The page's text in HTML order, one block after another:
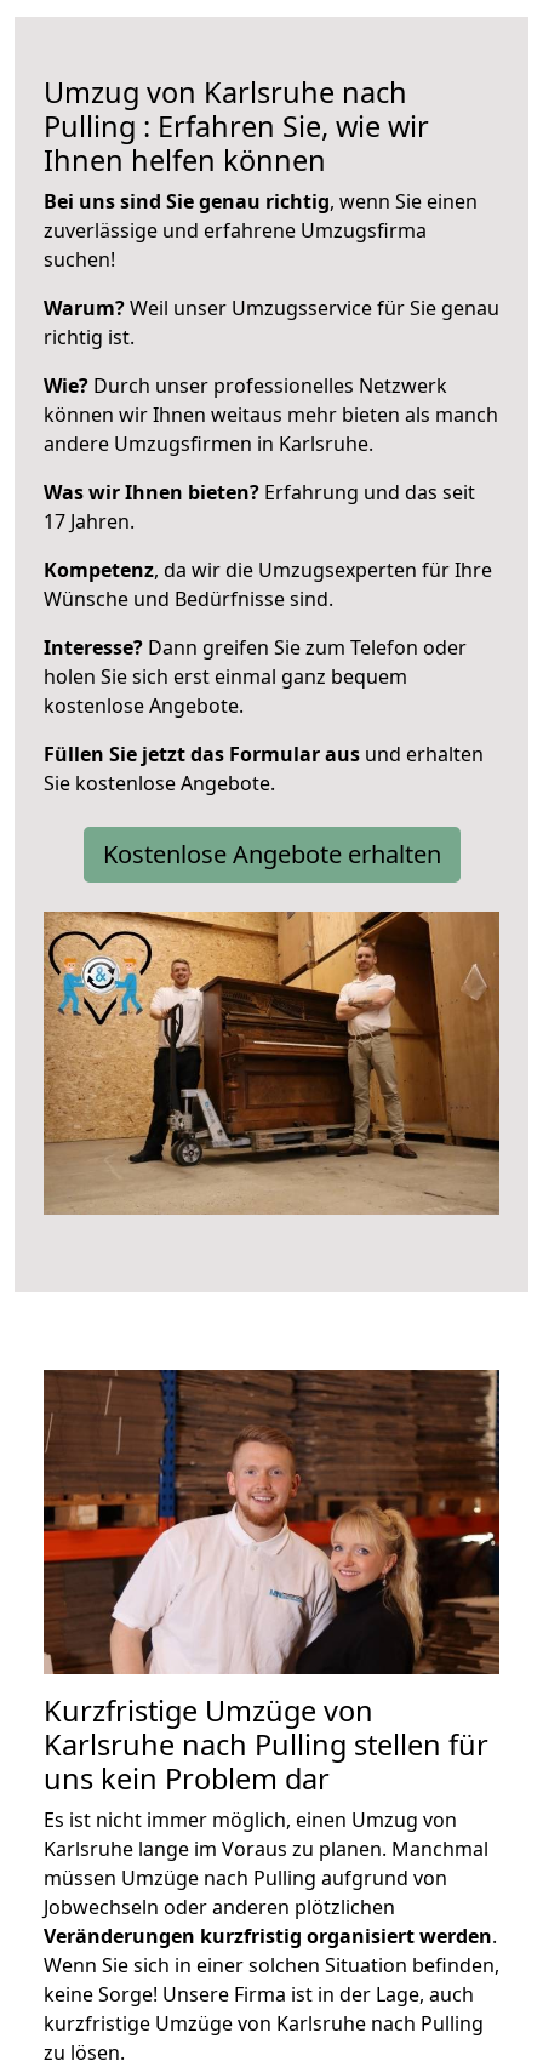
Umzug von Karlsruhe nach
Pulling : Erfahren Sie, wie wir
Ihnen helfen können
Bei uns sind Sie genau richtig, wenn Sie einen
zuverlässige und erfahrene Umzugsfirma
suchen!
Warum?Weil unser Umzugsservice für Sie genau
richtig ist.
Wie? Durch unser professionelles Netzwerk
können wir Ihnen weitaus mehr bieten als manch
andere Umzugsfirmen in Karlsruhe.
Was wir Ihnen bieten? Erfahrung und das seit
17 Jahren.
Kompetenz, da wir die Umzugsexperten für Ihre
Wünsche und Bedürfnisse sind.
Interesse? Dann greifen Sie zum Telefon oder
holen Sie sich erst einmal ganz bequem
kostenlose Angebote.
Füllen Sie jetzt das Formular aus und erhalten
Sie kostenlose Angebote.
Kostenlose Angebote erhalten
Kurzfristige Umzüge von
Karlsruhe nach Pulling stellen für
uns kein Problem dar
Es ist nicht immer möglich, einen Umzug von
Karlsruhe lange im Voraus zu planen. Manchmal
müssen Umzüge nach Pulling aufgrund von
Jobwechseln oder anderen plötzlichen
Veränderungen kurzfristig organisiert werden.
Wenn Sie sich in einer solchen Situation befinden,
keine Sorge! Unsere Firma ist in der Lage, auch
kurzfristige Umzüge von Karlsruhe nach Pulling
zu lösen.